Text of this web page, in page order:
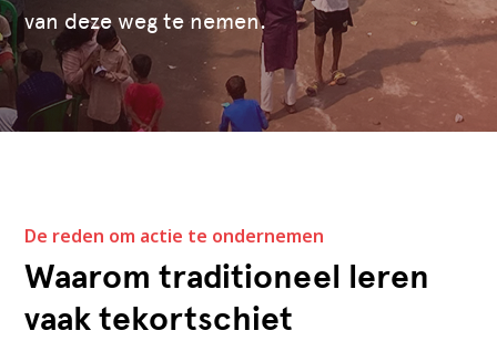
van deze weg te nemen.
De reden om actie te ondernemen
Waarom traditioneel leren
vaak tekortschiet